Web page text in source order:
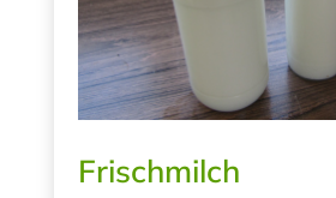
Frischmilch